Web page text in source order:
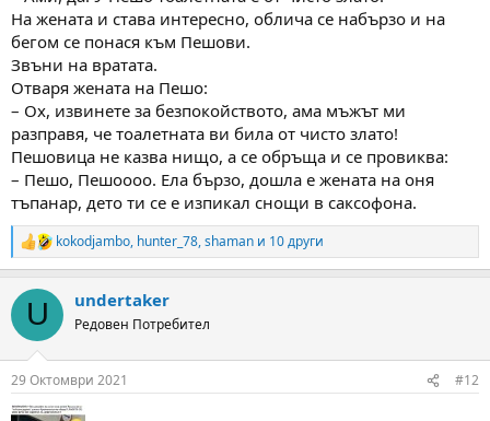
На жената и става интересно, облича се набързо и на
бегом се понася към Пешови.
Звъни на вратата.
Отваря жената на Пешо:
– Ох, извинете за безпокойството, ама мъжът ми
разправя, че тоалетната ви била от чисто злато!
Пешовица не казва нищо, а се обръща и се провиква:
– Пешо, Пешоооо. Ела бързо, дошла е жената на оня
тъпанар, дето ти се е изпикал снощи в саксофона.
R
e
c
i
s
:
kokodjambo, hunter_78,shaman и 10 други
U undertaker
Редовен Потребител
29 Октомври 2021 #12